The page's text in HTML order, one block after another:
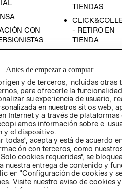
CON
TIENDAS
- RETIRO EN
TIENDA
PRIVACIDAD
GIFT CARD
AVISO DE
COOKIES
Antes de empezar a comprar
y de terceros, incluidas otras
para ofrecerle la
su experiencia de usuario,
en nuestros sitios web,
Internet y a través de plataformas
información sobre el
y el dispositivo.
todas”, acepta y está de acuerdo
con terceros, como
cookies requeridas”, se
nuestra entrega de contenido y
en “Configuración de cookies y
Visite nuestro aviso de cookies